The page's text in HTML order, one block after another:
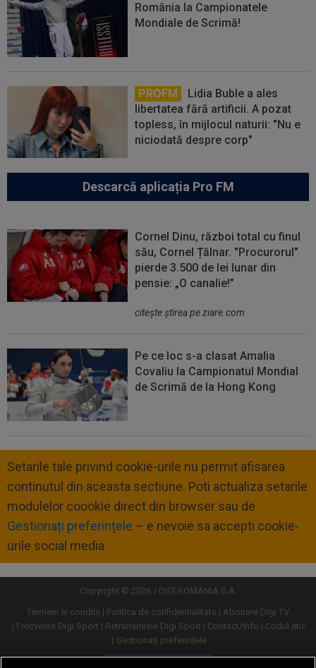
România la Campionatele
Mondiale de Scrimă!
PROFM
Lidia Buble a ales
libertatea fără artificii. A pozat
topless, în mijlocul naturii: "Nu e
niciodată despre corp"
Descarcă aplicația Pro FM
Cornel Dinu, război total cu finul
său, Cornel Țălnar. "Procurorul"
pierde 3.500 de lei lunar din
pensie: „O canalie!”
citeşte ştirea pe ziare.com
Pe ce loc s-a clasat Amalia
Covaliu la Campionatul Mondial
de Scrimă de la Hong Kong
Setarile tale privind cookie-urile nu permit afisarea
continutul din aceasta sectiune. Poti actualiza setarile
modulelor coookie direct din browser sau de
Gestionați preferințele – e nevoie sa accepti cookie-
urile social media
Copyright © 2026 / DIGI ROMANIA S.A.
Termeni si conditii
Politica de confidentialitate
Abonare Digi TV
Frecvente Digi Sport
Retransmisie Digi Sport Contact/Info
Codul etic
Gestionați preferințele